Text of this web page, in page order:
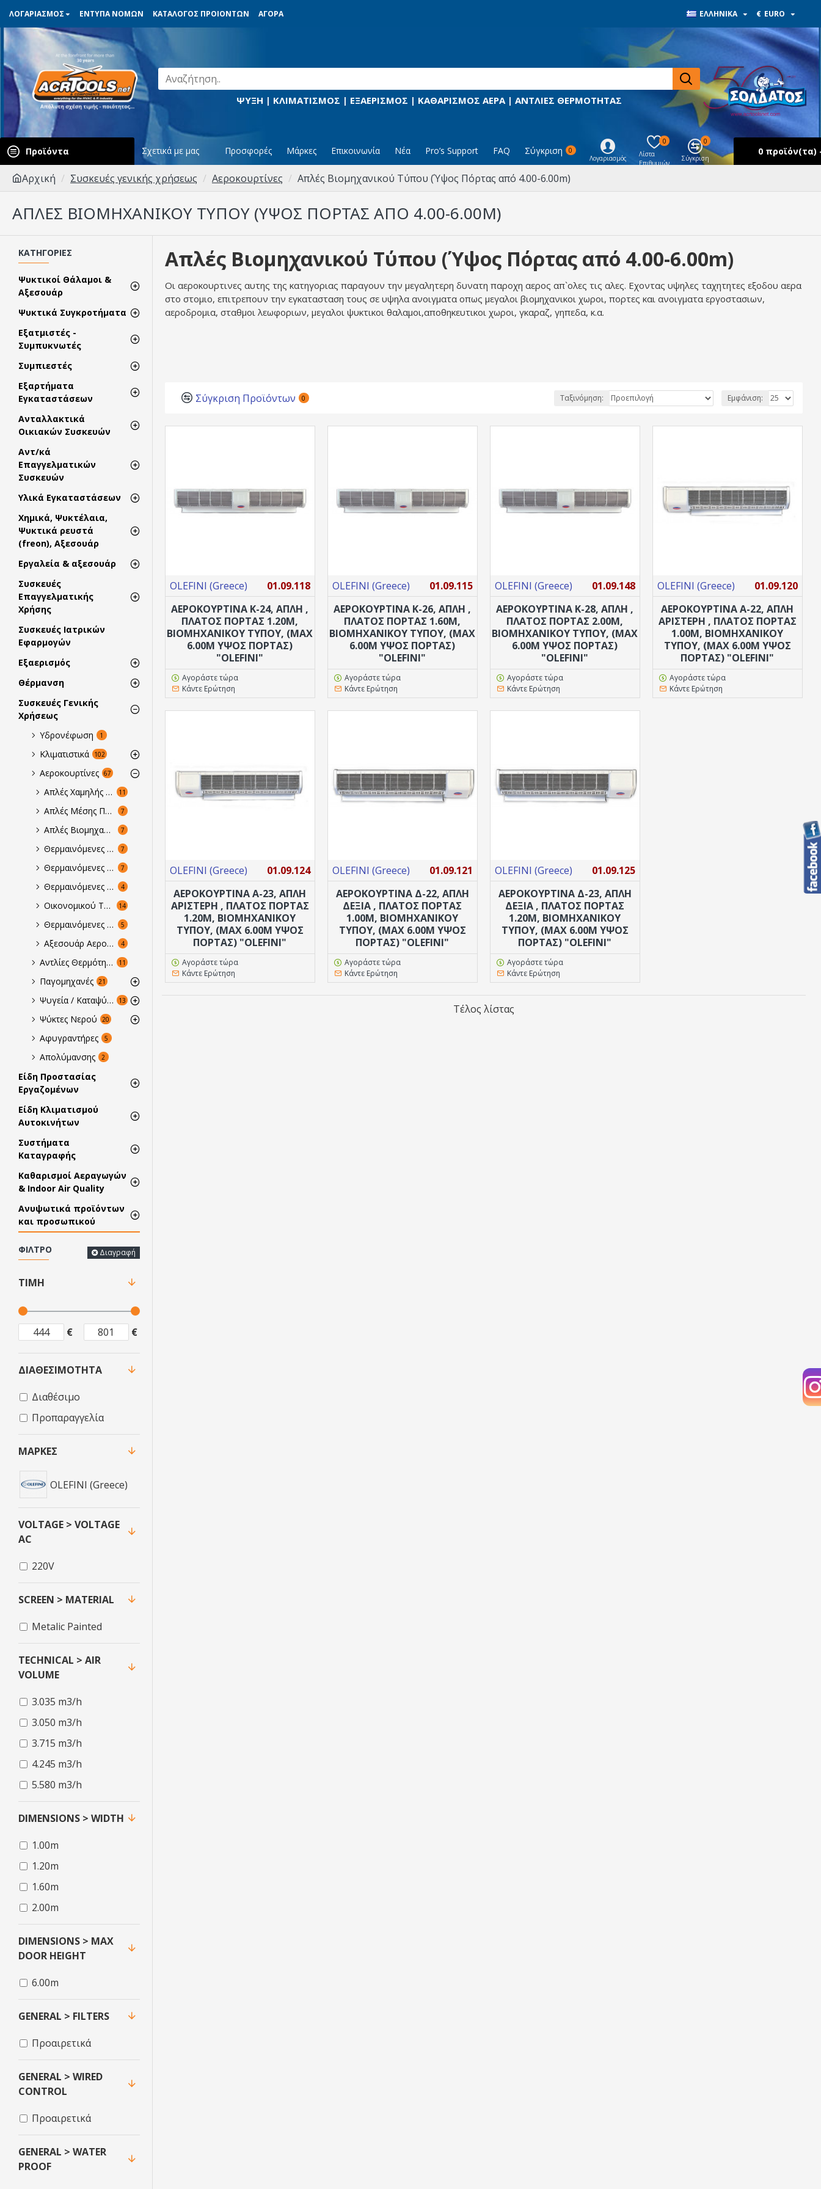
ΛΟΓΑΡΙΑΣΜΟΣ ΕΝΤΥΠΑ ΝΟΜΩΝ ΚΑΤΑΛΟΓΟΣ ΠΡΟΙΟΝΤΩΝ ΑΓΟΡΑ ΕΛΛΗΝΙΚΆ € EURO
ΨΥΞΗ | ΚΛΙΜΑΤΙΣΜΟΣ | ΕΞΑΕΡΙΣΜΟΣ | ΚΑΘΑΡΙΣΜΟΣ ΑΕΡΑ | ΑΝΤΛΙΕΣ ΘΕΡΜΟΤΗΤΑΣ
Προϊόντα Σχετικά με μας Προσφορές Μάρκες Επικοινωνία Νέα Pro’s Support FAQ Σύγκριση
0
Λογαριασμός
Λίστα
Επιθυμιών
0
Σύγκριση
0
0 προϊόν(τα)
Αρχική Συσκευές γενικής χρήσεως Αεροκουρτίνες Απλές Βιομηχανικού Τύπου (Ύψος Πόρτας από 4.00-6.00m)
ΑΠΛΈΣ ΒΙΟΜΗΧΑΝΙΚΟΎ ΤΎΠΟΥ (ΎΨΟΣ ΠΌΡΤΑΣ ΑΠΌ 4.00-6.00M)
ΚΑΤΗΓΟΡΊΕΣ
Ψυκτικοί Θάλαμοι &
Αξεσουάρ
Ψυκτικά Συγκροτήματα
Εξατμιστές -
Συμπυκνωτές
Συμπιεστές
Εξαρτήματα
Εγκαταστάσεων
Ανταλλακτικά
Οικιακών Συσκευών
Αντ/κά
Επαγγελματικών
Συσκευών
Υλικά Εγκαταστάσεων
Χημικά, Ψυκτέλαια,
Ψυκτικά ρευστά
(freon), Αξεσουάρ
Εργαλεία & αξεσουάρ
Συσκευές
Επαγγελματικής
Χρήσης
Συσκευές Ιατρικών
Εφαρμογών
Εξαερισμός
Θέρμανση
Συσκευές Γενικής
Χρήσεως
Υδρονέφωση
1
Κλιματιστικά 102
Αεροκουρτίνες 67
Απλές Χαμηλής Παροχής Ύψος Πόρτας έως 2.30m 11
Απλές Μέσης Παροχής Ύψος Πόρτας από 2.30-4.00m 7
Απλές Βιομηχανικού Τύπου Ύψος Πόρτας από 4.00-6.00m 7
Θερμαινόμενες Χαμηλής Παροχής Ύψος Πόρτας έως 2.30m 7
Θερμαινόμενες Μέσης Παροχής Ύψος Πόρτας από 2.30-4.00m 7
Θερμαινόμενες Βιομηχανικού Τύπου Ύψος Πόρτας από 4.00-6.00m 4
Οικονομικού Τύπου 14
Θερμαινόμενες Νερού 5
Αξεσουάρ Αεροκουρτίνων 4
Αντλίες Θερμότητας 11
Παγομηχανές 21
Ψυγεία / Καταψύκτες 13
Ψύκτες Νερού 20
Αφυγραντήρες 5
Απολύμανσης 2
Είδη Προστασίας
Εργαζομένων
Είδη Κλιματισμού
Αυτοκινήτων
Συστήματα
Καταγραφής
Καθαρισμοί Αεραγωγών
& Indoor Air Quality
Ανυψωτικά προϊόντων
και προσωπικού
ΦΊΛΤΡΟ Διαγραφή
ΤΙΜΉ
€ €
ΜΆΡΚΕΣ
OLEFINI (Greece)
VOLTAGE > VOLTAGE
AC
220V
SCREEN > MATERIAL
Metalic Painted
TECHNICAL > AIR
VOLUME
3.035 m3/h
3.050 m3/h
3.715 m3/h
4.245 m3/h
5.580 m3/h
DIMENSIONS > WIDTH
1.00m
1.20m
1.60m
2.00m
DIMENSIONS > MAX
DOOR HEIGHT
6.00m
GENERAL > FILTERS
Προαιρετικά
GENERAL > WIRED
CONTROL
Προαιρετικά
GENERAL > WATER
PROOF
ΔΙΑΘΕΣΙΜΌΤΗΤΑ
Διαθέσιμο
Προπαραγγελία
Απλές Βιομηχανικού Τύπου (Ύψος Πόρτας από 4.00-6.00m)
Οι αεροκουρτινες αυτης της κατηγοριας παραγουν την μεγαλητερη δυνατη παροχη αερος απ`ολες τις αλες. Εχοντας υψηλες ταχητητες εξοδου αερα
στο στομιο, επιτρεπουν την εγκατασταση τους σε υψηλα ανοιγματα οπως μεγαλοι βιομηχανικοι χωροι, πορτες και ανοιγματα εργοστασιων,
αεροδρομια, σταθμοι λεωφοριων, μεγαλοι ψυκτικοι θαλαμοι,αποθηκευτικοι χωροι, γκαραζ, γηπεδα, κ.α.
Σύγκριση Προϊόντων 0 Ταξινόμηση: Εμφάνιση:
OLEFINI (Greece)
01.09.118
ΑΕΡΟΚΟΥΡΤΙΝΑ K-24, ΑΠΛΗ ,
ΠΛΑΤΟΣ ΠΟΡΤΑΣ 1.20M,
ΒΙΟΜΗΧΑΝΙΚΟΥ ΤΥΠΟΥ, (MAX
6.00M ΥΨΟΣ ΠΟΡΤΑΣ)
"OLEFINI"
Αγοράστε τώρα
Κάντε Ερώτηση
OLEFINI (Greece)
01.09.115
ΑΕΡΟΚΟΥΡΤΙΝΑ K-26, ΑΠΛΗ ,
ΠΛΑΤΟΣ ΠΟΡΤΑΣ 1.60M,
ΒΙΟΜΗΧΑΝΙΚΟΥ ΤΥΠΟΥ, (MAX
6.00M ΥΨΟΣ ΠΟΡΤΑΣ)
"OLEFINI"
Αγοράστε τώρα
Κάντε Ερώτηση
OLEFINI (Greece)
01.09.148
ΑΕΡΟΚΟΥΡΤΙΝΑ K-28, ΑΠΛΗ ,
ΠΛΑΤΟΣ ΠΟΡΤΑΣ 2.00M,
ΒΙΟΜΗΧΑΝΙΚΟΥ ΤΥΠΟΥ, (MAX
6.00M ΥΨΟΣ ΠΟΡΤΑΣ)
"OLEFINI"
Αγοράστε τώρα
Κάντε Ερώτηση
OLEFINI (Greece)
01.09.120
ΑΕΡΟΚΟΥΡΤΙΝΑ Α-22, ΑΠΛΗ
ΑΡΙΣΤΕΡΗ , ΠΛΑΤΟΣ ΠΟΡΤΑΣ
1.00M, ΒΙΟΜΗΧΑΝΙΚΟΥ
ΤΥΠΟΥ, (MAX 6.00M ΥΨΟΣ
ΠΟΡΤΑΣ) "OLEFINI"
Αγοράστε τώρα
Κάντε Ερώτηση
OLEFINI (Greece)
01.09.124
ΑΕΡΟΚΟΥΡΤΙΝΑ Α-23, ΑΠΛΗ
ΑΡΙΣΤΕΡΗ , ΠΛΑΤΟΣ ΠΟΡΤΑΣ
1.20M, ΒΙΟΜΗΧΑΝΙΚΟΥ
ΤΥΠΟΥ, (MAX 6.00M ΥΨΟΣ
ΠΟΡΤΑΣ) "OLEFINI"
Αγοράστε τώρα
Κάντε Ερώτηση
OLEFINI (Greece)
01.09.121
ΑΕΡΟΚΟΥΡΤΙΝΑ Δ-22, ΑΠΛΗ
ΔΕΞΙΑ , ΠΛΑΤΟΣ ΠΟΡΤΑΣ
1.00M, ΒΙΟΜΗΧΑΝΙΚΟΥ
ΤΥΠΟΥ, (MAX 6.00M ΥΨΟΣ
ΠΟΡΤΑΣ) "OLEFINI"
Αγοράστε τώρα
Κάντε Ερώτηση
OLEFINI (Greece)
01.09.125
ΑΕΡΟΚΟΥΡΤΙΝΑ Δ-23, ΑΠΛΗ
ΔΕΞΙΑ , ΠΛΑΤΟΣ ΠΟΡΤΑΣ
1.20M, ΒΙΟΜΗΧΑΝΙΚΟΥ
ΤΥΠΟΥ, (MAX 6.00M ΥΨΟΣ
ΠΟΡΤΑΣ) "OLEFINI"
Αγοράστε τώρα
Κάντε Ερώτηση
Τέλος λίστας